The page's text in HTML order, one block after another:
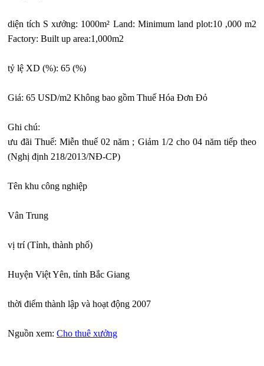
diện tích S xưởng: 1000m² Land: Minimum land plot:10 ,000 m2
Factory: Built up area:1,000m2
tỷ lệ XD (%): 65 (%)
Giá: 65 USD/m2 Không bao gồm Thuế Hóa Đơn Đỏ
Ghi chú:
ưu đãi Thuế: Miễn thuế 02 năm ; Giảm 1/2 cho 04 năm tiếp theo
(Nghị định 218/2013/NĐ-CP)
Tên khu công nghiệp
Vân Trung
vị trí (Tỉnh, thành phố)
Huyện Việt Yên, tỉnh Bắc Giang
thời điểm thành lập và hoạt động 2007
Nguồn xem: Cho thuê xưởng